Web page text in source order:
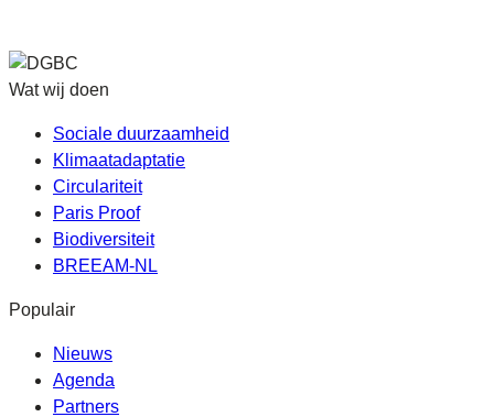
Wat wij doen
Sociale duurzaamheid
Klimaatadaptatie
Circulariteit
Paris Proof
Biodiversiteit
BREEAM-NL
Populair
Nieuws
Agenda
Partners